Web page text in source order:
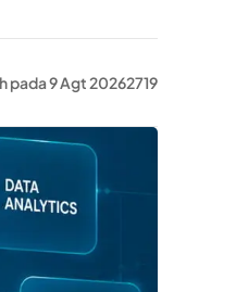
pada 9 Agt 20262719